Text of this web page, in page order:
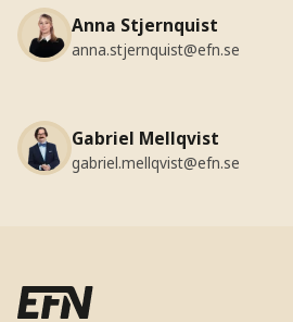
Anna Stjernquist
anna.stjernquist@efn.se
Gabriel Mellqvist
gabriel.mellqvist@efn.se